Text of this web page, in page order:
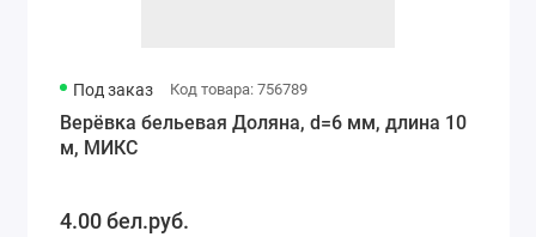
Под заказ Код товара: 756789
Верёвка бельевая Доляна, d=6 мм, длина 10
м, МИКС
4.00 бел.руб.